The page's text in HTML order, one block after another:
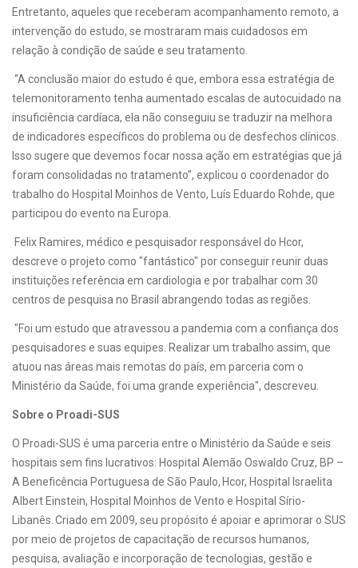
Entretanto, aqueles que receberam acompanhamento remoto, a
intervenção do estudo, se mostraram mais cuidadosos em
relação à condição de saúde e seu tratamento.
“A conclusão maior do estudo é que, embora essa estratégia de
telemonitoramento tenha aumentado escalas de autocuidado na
insuficiência cardíaca, ela não conseguiu se traduzir na melhora
de indicadores específicos do problema ou de desfechos clínicos.
Isso sugere que devemos focar nossa ação em estratégias que já
foram consolidadas no tratamento”, explicou o coordenador do
trabalho do Hospital Moinhos de Vento, Luís Eduardo Rohde, que
participou do evento na Europa.
Felix Ramires, médico e pesquisador responsável do Hcor,
descreve o projeto como "fantástico" por conseguir reunir duas
instituições referência em cardiologia e por trabalhar com 30
centros de pesquisa no Brasil abrangendo todas as regiões.
"Foi um estudo que atravessou a pandemia com a confiança dos
pesquisadores e suas equipes. Realizar um trabalho assim, que
atuou nas áreas mais remotas do país, em parceria com o
Ministério da Saúde, foi uma grande experiência", descreveu.
Sobre o Proadi-SUS
O Proadi-SUS é uma parceria entre o Ministério da Saúde e seis
hospitais sem fins lucrativos: Hospital Alemão Oswaldo Cruz, BP –
A Beneficência Portuguesa de São Paulo, Hcor, Hospital Israelita
Albert Einstein, Hospital Moinhos de Vento e Hospital Sírio-
Libanês. Criado em 2009, seu propósito é apoiar e aprimorar o SUS
por meio de projetos de capacitação de recursos humanos,
pesquisa, avaliação e incorporação de tecnologias, gestão e